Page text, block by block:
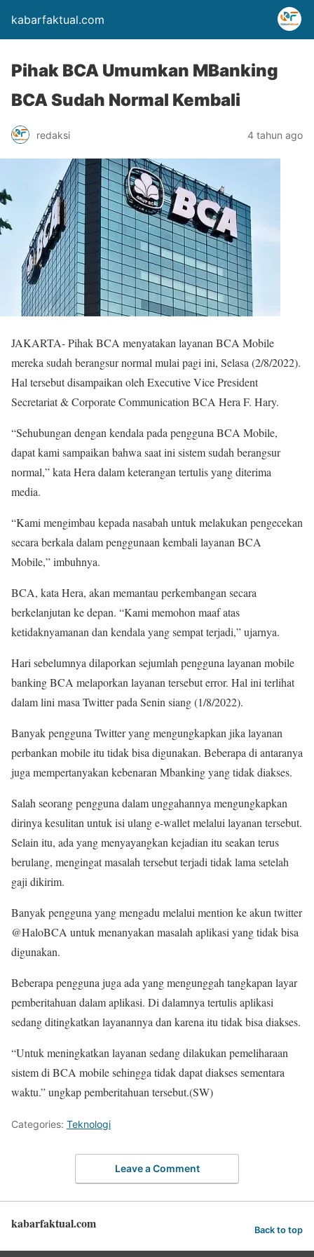
kabarfaktual.com
Pihak BCA Umumkan MBanking
BCA Sudah Normal Kembali
redaksi 4 tahun ago
JAKARTA- Pihak BCA menyatakan layanan BCA Mobile
mereka sudah berangsur normal mulai pagi ini, Selasa (2/8/2022).
Hal tersebut disampaikan oleh Executive Vice President
Secretariat & Corporate Communication BCA Hera F. Hary.
“Sehubungan dengan kendala pada pengguna BCA Mobile,
dapat kami sampaikan bahwa saat ini sistem sudah berangsur
normal,” kata Hera dalam keterangan tertulis yang diterima
media.
“Kami mengimbau kepada nasabah untuk melakukan pengecekan
secara berkala dalam penggunaan kembali layanan BCA
Mobile,” imbuhnya.
BCA, kata Hera, akan memantau perkembangan secara
berkelanjutan ke depan. “Kami memohon maaf atas
ketidaknyamanan dan kendala yang sempat terjadi,” ujarnya.
Hari sebelumnya dilaporkan sejumlah pengguna layanan mobile
banking BCA melaporkan layanan tersebut error. Hal ini terlihat
dalam lini masa Twitter pada Senin siang (1/8/2022).
Banyak pengguna Twitter yang mengungkapkan jika layanan
perbankan mobile itu tidak bisa digunakan. Beberapa di antaranya
juga mempertanyakan kebenaran Mbanking yang tidak diakses.
Salah seorang pengguna dalam unggahannya mengungkapkan
dirinya kesulitan untuk isi ulang e-wallet melalui layanan tersebut.
Selain itu, ada yang menyayangkan kejadian itu seakan terus
berulang, mengingat masalah tersebut terjadi tidak lama setelah
gaji dikirim.
Banyak pengguna yang mengadu melalui mention ke akun twitter
@HaloBCA untuk menanyakan masalah aplikasi yang tidak bisa
digunakan.
Beberapa pengguna juga ada yang mengunggah tangkapan layar
pemberitahuan dalam aplikasi. Di dalamnya tertulis aplikasi
sedang ditingkatkan layanannya dan karena itu tidak bisa diakses.
“Untuk meningkatkan layanan sedang dilakukan pemeliharaan
sistem di BCA mobile sehingga tidak dapat diakses sementara
waktu.” ungkap pemberitahuan tersebut.(SW)
Categories: Teknologi
Leave a Comment
kabarfaktual.com Back to top